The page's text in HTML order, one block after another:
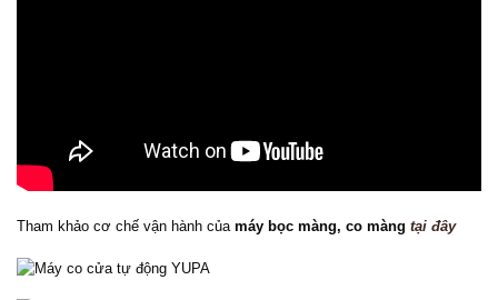
Tham khảo cơ chế vận hành của máy bọc màng, co màng tại đây